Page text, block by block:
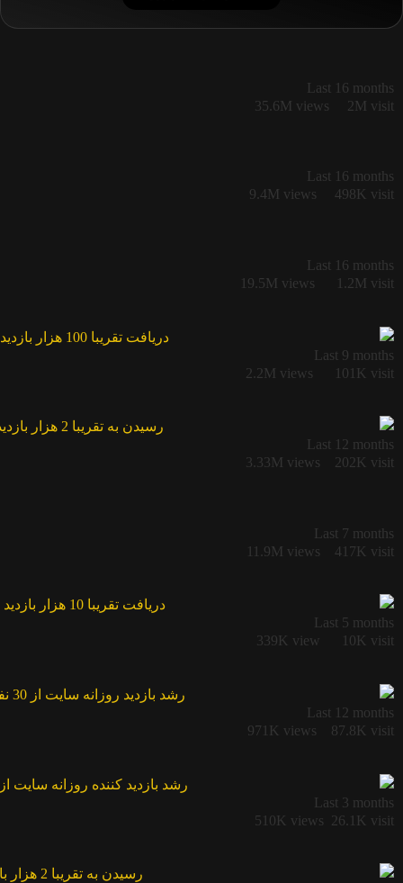
Last 16 months
35.6M views
2M visit
Last 16 months
9.4M views
498K visit
Last 16 months
19.5M views
1.2M visit
Last 9 months
2.2M views
101K visit
Last 12 months
3.33M views
202K visit
Last 7 months
11.9M views
417K visit
Last 5 months
339K view
10K visit
Last 12 months
971K views
87.8K visit
Last 3 months
510K views 26.1K visit